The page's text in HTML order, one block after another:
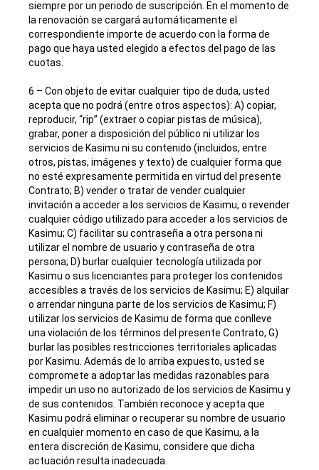
siempre por un periodo de suscripción. En el momento de
la renovación se cargará automáticamente el
correspondiente importe de acuerdo con la forma de
pago que haya usted elegido a efectos del pago de las
cuotas.
6 – Con objeto de evitar cualquier tipo de duda, usted
acepta que no podrá (entre otros aspectos): A) copiar,
reproducir, “rip” (extraer o copiar pistas de música),
grabar, poner a disposición del público ni utilizar los
servicios de Kasimu ni su contenido (incluidos, entre
otros, pistas, imágenes y texto) de cualquier forma que
no esté expresamente permitida en virtud del presente
Contrato; B) vender o tratar de vender cualquier
invitación a acceder a los servicios de Kasimu, o revender
cualquier código utilizado para acceder a los servicios de
Kasimu; C) facilitar su contraseña a otra persona ni
utilizar el nombre de usuario y contraseña de otra
persona; D) burlar cualquier tecnología utilizada por
Kasimu o sus licenciantes para proteger los contenidos
accesibles a través de los servicios de Kasimu; E) alquilar
o arrendar ninguna parte de los servicios de Kasimu; F)
utilizar los servicios de Kasimu de forma que conlleve
una violación de los términos del presente Contrato, G)
burlar las posibles restricciones territoriales aplicadas
por Kasimu. Además de lo arriba expuesto, usted se
compromete a adoptar las medidas razonables para
impedir un uso no autorizado de los servicios de Kasimu y
de sus contenidos. También reconoce y acepta que
Kasimu podrá eliminar o recuperar su nombre de usuario
en cualquier momento en caso de que Kasimu, a la
entera discreción de Kasimu, considere que dicha
actuación resulta inadecuada.